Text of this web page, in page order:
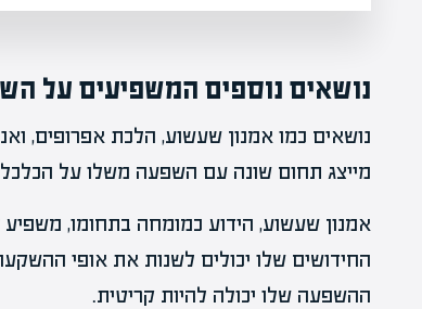
נושאים נוספים המשפיעים על
נושאים כמו אמנון שעשוע, הלכת אפרופים,
מייצג תחום שונה עם השפעה משלו על
אמנון שעשוע, הידוע כמומחה בתחומו,
החידושים שלו יכולים לשנות את אופי
ההשפעה שלו יכולה להיות קריטית.